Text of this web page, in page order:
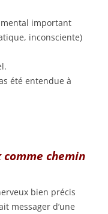
mental important
inconsciente)
été entendue à
chemin
bien précis
messager d’une